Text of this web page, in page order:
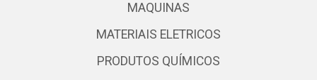
MAQUINAS
MATERIAIS ELETRICOS
PRODUTOS QUÍMICOS